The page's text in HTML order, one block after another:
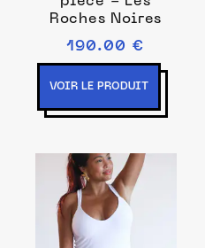
Roches Noires
190.00 €
VOIR LE PRODUIT